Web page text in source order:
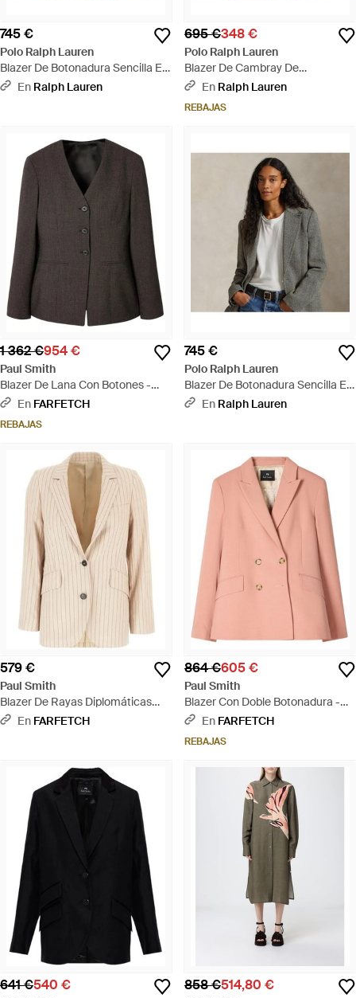
745 €
Polo Ralph Lauren
Blazer De Botonadura Sencilla En
Espiga - Marrón
En Ralph Lauren
695 €348 €
Polo Ralph Lauren
Blazer De Cambray De
Botonadura Sencilla - Azul
En Ralph Lauren
REBAJAS
1 362 €954 €
Paul Smith
Blazer De Lana Con Botones -
Negro
En FARFETCH
REBAJAS
745 €
Polo Ralph Lauren
Blazer De Botonadura Sencilla En
Espiga - Gris
En Ralph Lauren
579 €
Paul Smith
Blazer De Rayas Diplomáticas
Color Arena - Neutro
En FARFETCH
864 €605 €
Paul Smith
Blazer Con Doble Botonadura -
RosaEn FARFETCH
REBAJAS
641 €540 € 858 €514,80 €